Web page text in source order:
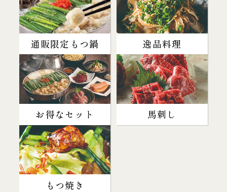
通販限定もつ鍋 逸品料理
お得なセット 馬刺し
もつ焼き